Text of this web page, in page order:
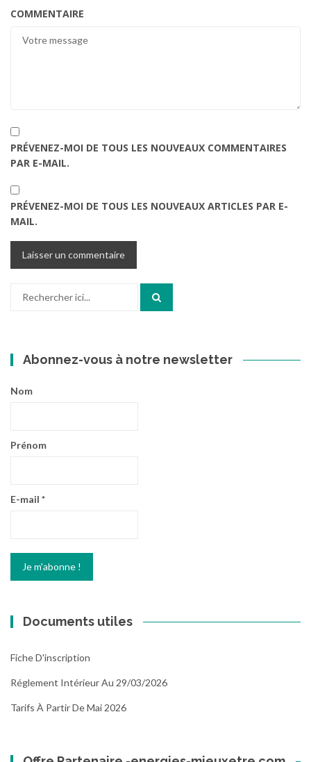
COMMENTAIRE
PRÉVENEZ-MOI DE TOUS LES NOUVEAUX COMMENTAIRES
PAR E-MAIL.
PRÉVENEZ-MOI DE TOUS LES NOUVEAUX ARTICLES PAR E-
MAIL.
Abonnez-vous à notre newsletter
Nom
Prénom
E-mail *
Documents utiles
Fiche D'inscription
Réglement Intérieur Au 29/03/2026
Tarifs À Partir De Mai 2026